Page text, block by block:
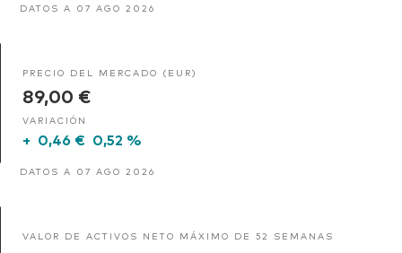
DATOS A 07 AGO 2026
PRECIO DEL MERCADO (EUR)
89,00 €
VARIACIÓN
+ 0,46 € 0,52 %
DATOS A 07 AGO 2026
VALOR DE ACTIVOS NETO MÁXIMO DE 52 SEMANAS